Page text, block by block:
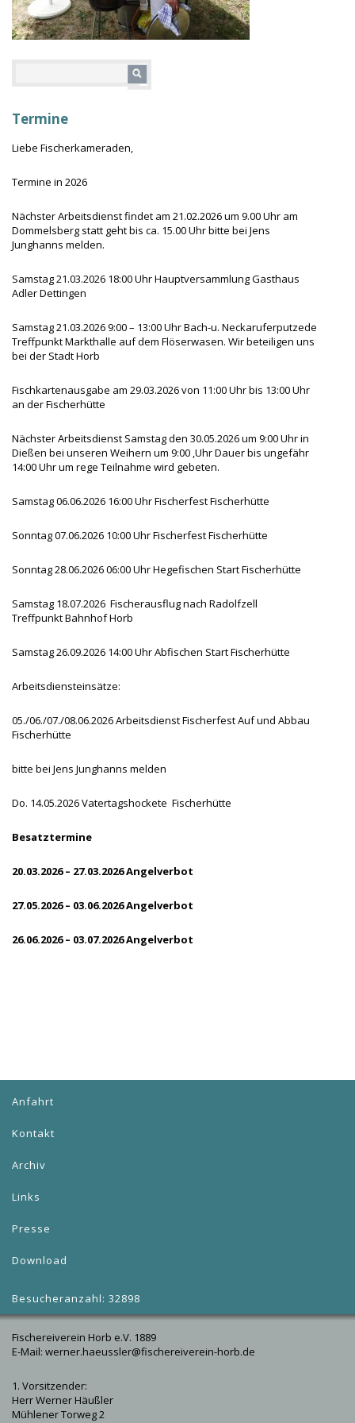
Termine
Liebe Fischerkameraden,
Termine in 2026
Nächster Arbeitsdienst findet am 21.02.2026 um 9.00 Uhr am
Dommelsberg statt geht bis ca. 15.00 Uhr bitte bei Jens
Junghanns melden.
Samstag 21.03.2026 18:00 Uhr Hauptversammlung Gasthaus
Adler Dettingen
Samstag 21.03.2026 9:00 – 13:00 Uhr Bach-u. Neckaruferputzede
Treffpunkt Markthalle auf dem Flöserwasen. Wir beteiligen uns
bei der Stadt Horb
Fischkartenausgabe am 29.03.2026 von 11:00 Uhr bis 13:00 Uhr
an der Fischerhütte
Nächster Arbeitsdienst Samstag den 30.05.2026 um 9:00 Uhr in
Dießen bei unseren Weihern um 9:00 ,Uhr Dauer bis ungefähr
14:00 Uhr um rege Teilnahme wird gebeten.
Samstag 06.06.2026 16:00 Uhr Fischerfest Fischerhütte
Sonntag 07.06.2026 10:00 Uhr Fischerfest Fischerhütte
Sonntag 28.06.2026 06:00 Uhr Hegefischen Start Fischerhütte
Samstag 18.07.2026 Fischerausflug nach Radolfzell
Treffpunkt Bahnhof Horb
Samstag 26.09.2026 14:00 Uhr Abfischen Start Fischerhütte
Arbeitsdiensteinsätze:
05./06./07./08.06.2026 Arbeitsdienst Fischerfest Auf und Abbau
Fischerhütte
bitte bei Jens Junghanns melden
Do. 14.05.2026 Vatertagshockete Fischerhütte
Besatztermine
20.03.2026 – 27.03.2026 Angelverbot
27.05.2026 – 03.06.2026 Angelverbot
26.06.2026 – 03.07.2026 Angelverbot
Anfahrt
Kontakt
Archiv
Links
Presse
Download
Besucheranzahl: 32898
Fischereiverein Horb e.V. 1889
E-Mail: werner.haeussler@fischereiverein-horb.de
1. Vorsitzender:
Herr Werner Häußler
Mühlener Torweg 2